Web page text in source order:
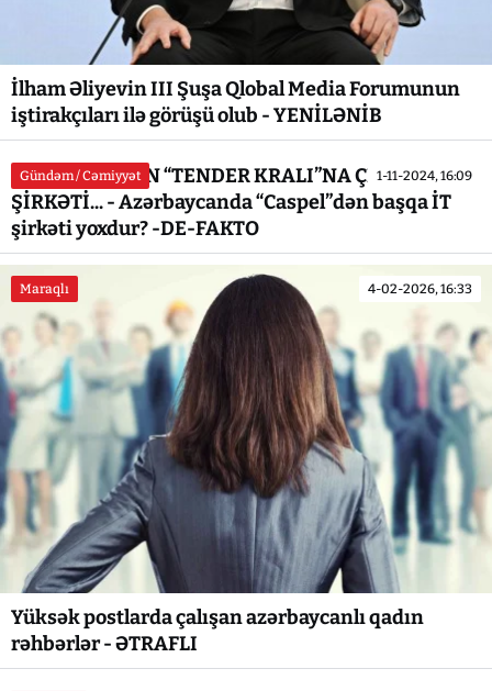
İlham Əliyevin III Şuşa Qlobal Media Forumunun
iştirakçıları ilə görüşü olub - YENİLƏNİB
Gündəm / Cəmiyyət 1-11-2024, 16:09
SABİQ NAZİRİN “TENDER KRALI”NA ÇEVRİLƏN
ŞİRKƏTİ... - Azərbaycanda “Caspel”dən başqa İT
şirkəti yoxdur? -DE-FAKTO
Maraqlı 4-02-2026, 16:33
Yüksək postlarda çalışan azərbaycanlı qadın
rəhbərlər - ƏTRAFLI